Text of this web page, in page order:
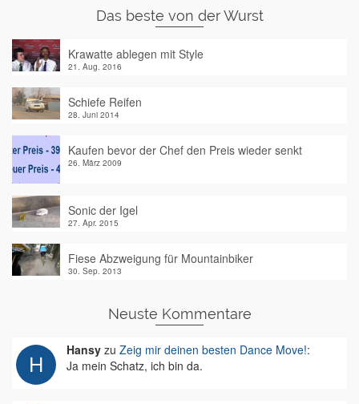
Das beste von der Wurst
Krawatte ablegen mit Style
21. Aug. 2016
Schiefe Reifen
28. Juni 2014
Kaufen bevor der Chef den Preis wieder senkt
26. März 2009
Sonic der Igel
27. Apr. 2015
Fiese Abzweigung für Mountainbiker
30. Sep. 2013
Neuste Kommentare
Hansy zu Zeig mir deinen besten Dance Move!:
Ja mein Schatz, ich bin da.